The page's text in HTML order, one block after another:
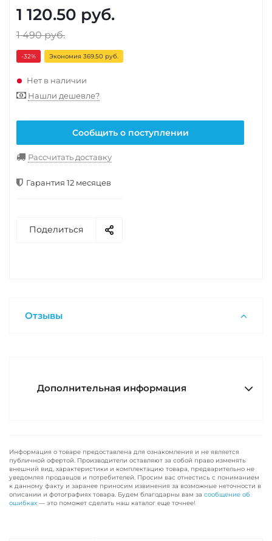
1 120.50 руб.
1 490руб.
-32% Экономия 369.50 руб.
Нет в наличии
Нашли дешевле?
Сообщить о поступлении
Рассчитать доставку
Гарантия 12 месяцев
Поделиться
Отзывы
Дополнительная информация
Информация о товаре предоставлена для ознакомления и не является
публичной офертой. Производители оставляют за собой право изменять
внешний вид, характеристики и комплектацию товара, предварительно не
уведомляя продавцов и потребителей. Просим вас отнестись с пониманием
к данному факту и заранее приносим извинения за возможные неточности в
описании и фотографиях товара. Будем благодарны вам за сообщение об
ошибках — это поможет сделать наш каталог еще точнее!